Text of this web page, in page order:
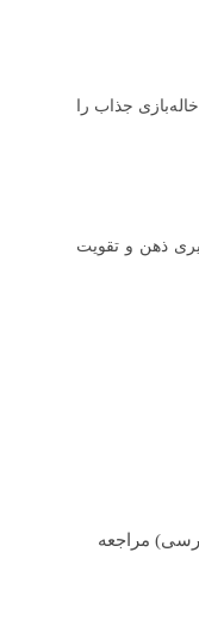
جذاب را
ذهن و تقویت
مراجعه